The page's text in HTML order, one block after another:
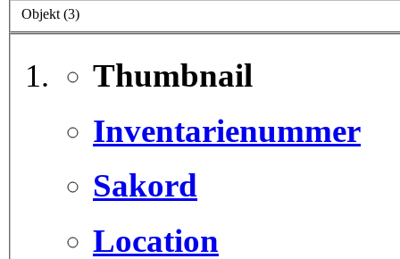
Objekt (3)
Thumbnail
Inventarienummer
Sakord
Location